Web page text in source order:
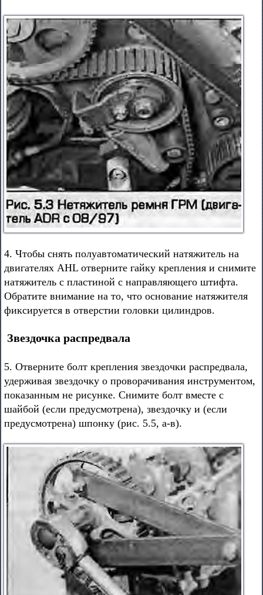
4. Чтобы снять полуавтоматический натяжитель на
двигателях AHL отверните гайку крепления и снимите
натяжитель с пластиной с направляющего штифта.
Обратите внимание на то, что основание натяжителя
фиксируется в отверстии головки цилиндров.
Звездочка распредвала
5. Отверните болт крепления звездочки распредвала,
удерживая звездочку о проворачивания инструментом,
показанным не рисунке. Снимите болт вместе с
шайбой (если предусмотрена), звездочку и (если
предусмотрена) шпонку (рис. 5.5, а-в).